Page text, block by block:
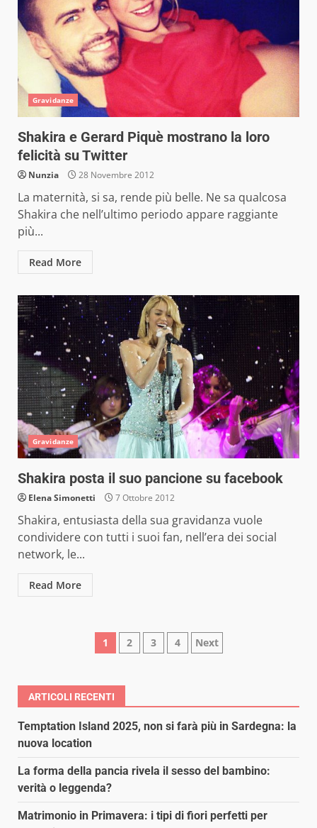
Gravidanze
Shakira e Gerard Piquè mostrano la loro
felicità su Twitter
Nunzia 28 Novembre 2012
La maternità, si sa, rende più belle. Ne sa qualcosa
Shakira che nell’ultimo periodo appare raggiante
più...
Read More
Gravidanze
Shakira posta il suo pancione su facebook
Elena Simonetti 7 Ottobre 2012
Shakira, entusiasta della sua gravidanza vuole
condividere con tutti i suoi fan, nell’era dei social
network, le...
Read More
Paginazione
articoli
1 2 3 4 Next
ARTICOLI RECENTI
Temptation Island 2025, non si farà più in Sardegna: la
nuova location
La forma della pancia rivela il sesso del bambino:
verità o leggenda?
Matrimonio in Primavera: i tipi di fiori perfetti per